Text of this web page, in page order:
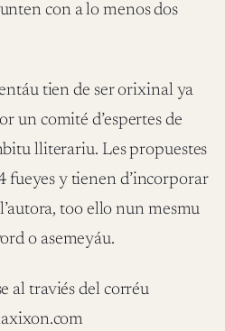
con a lo menos dos
tien de ser orixinal ya
un comité d’espertes de
lliterariu. Les propuestes
fueyes y tienen d’incorporar
too ello nun mesmu
o asemeyáu.
al traviés del corréu